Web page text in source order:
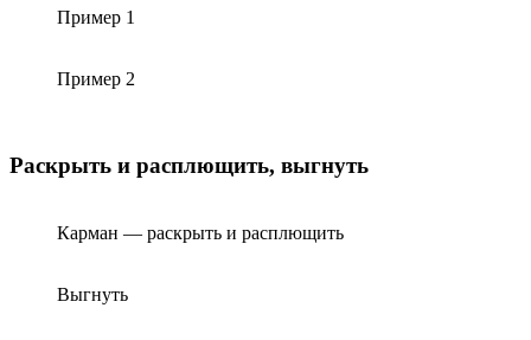
Пример 1
Пример 2
Раскрыть и расплющить, выгнуть
Карман — раскрыть и расплющить
Выгнуть